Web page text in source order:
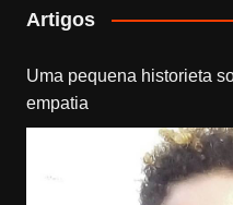
Artigos
Uma pequena historieta
empatia